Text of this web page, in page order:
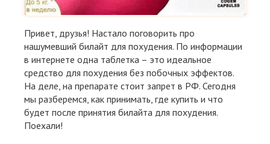
Привет, друзья! Настало поговорить про
нашумевший билайт для похудения. По информации
в интернете одна таблетка – это идеальное
средство для похудения без побочных эффектов.
На деле, на препарате стоит запрет в РФ. Сегодня
мы разберемся, как принимать, где купить и что
будет после принятия билайта для похудения.
Поехали!